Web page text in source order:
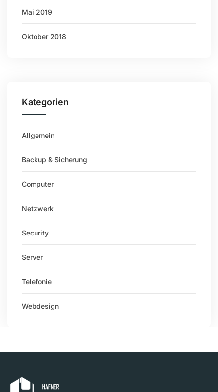
Mai 2019
Oktober 2018
Kategorien
Allgemein
Backup & Sicherung
Computer
Netzwerk
Security
Server
Telefonie
Webdesign